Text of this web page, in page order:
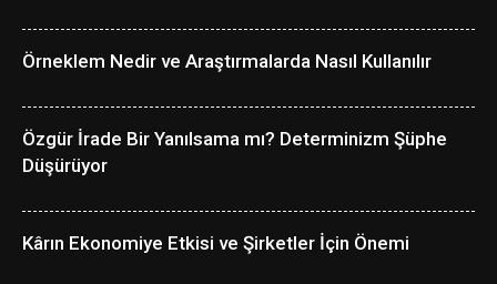
Örneklem Nedir ve Araştırmalarda Nasıl Kullanılır
Özgür İrade Bir Yanılsama mı? Determinizm Şüphe
Düşürüyor
Kârın Ekonomiye Etkisi ve Şirketler İçin Önemi